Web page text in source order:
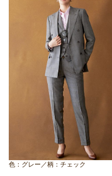
色：グレー／柄：チェック